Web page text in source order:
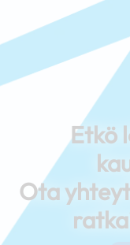
Etkö
Ota